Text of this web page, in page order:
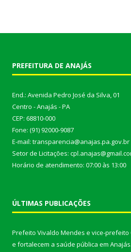
PREFEITURA DE ANAJÁS
End.: Avenida Pedro José da Silva, 01
Centro - Anajás - PA
CEP: 68810-000
Fone: (91) 92000-9087
E-mail: transparencia@anajas.pa.gov.br
Setor de Licitações:
Horário de atendimento: 07:00 às 13:00
ÚLTIMAS PUBLICAÇÕES
Prefeito Vivaldo Mendes e vice-prefeito
e fortalecem a saúde pública em Anajás.